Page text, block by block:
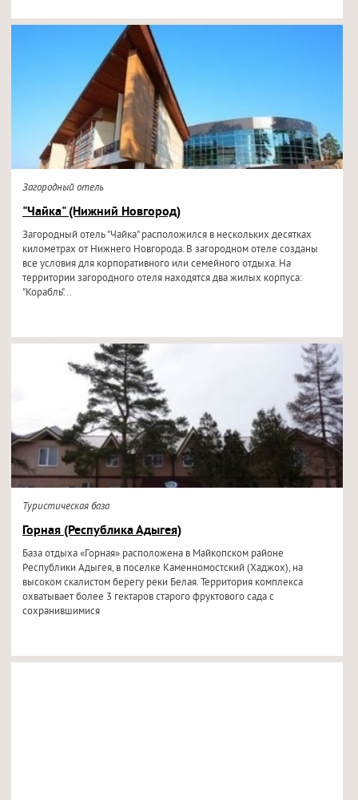
Загородный отель
"Чайка" (Нижний Новгород)
Загородный отель "Чайка" расположился в нескольких десятках
километрах от Нижнего Новгорода. В загородном отеле созданы
все условия для корпоративного или семейного отдыха. На
территории загородного отеля находятся два жилых корпуса:
"Корабль"...
Туристическая база
Горная (Республика Адыгея)
База отдыха «Горная» расположена в Майкопском районе
Республики Адыгея, в поселке Каменномостский (Хаджох), на
высоком скалистом берегу реки Белая. Территория комплекса
охватывает более 3 гектаров старого фруктового сада с
сохранившимися